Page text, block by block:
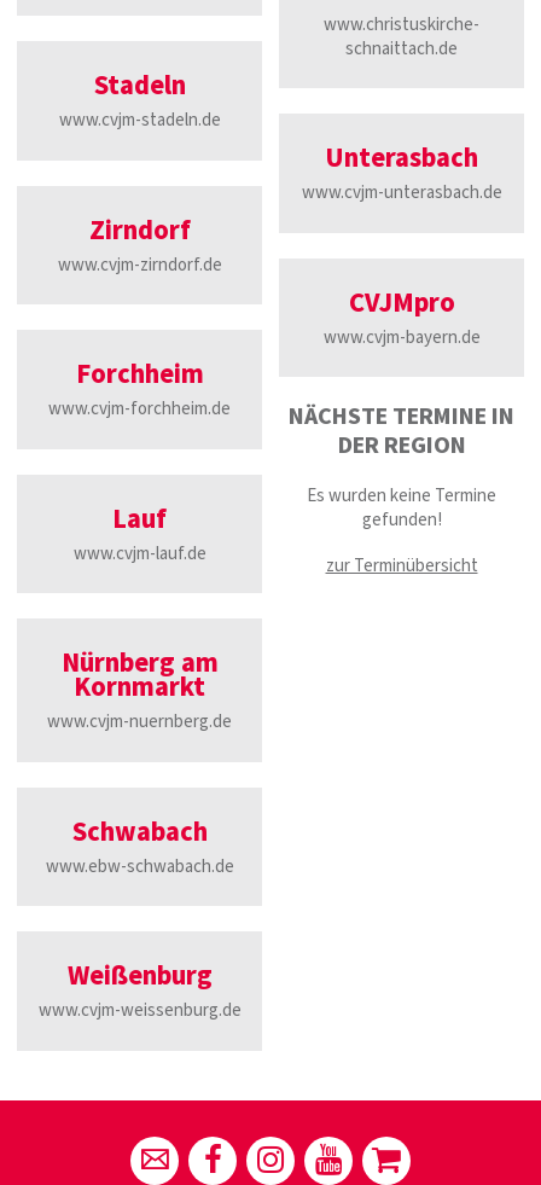
Stadeln
www.cvjm-stadeln.de
Zirndorf
www.cvjm-zirndorf.de
www.christuskirche-
schnaittach.de
Unterasbach
www.cvjm-unterasbach.de
CVJMpro
www.cvjm-bayern.de
Forchheim
www.cvjm-forchheim.de
Lauf
www.cvjm-lauf.de
Nürnberg am
Kornmarkt
www.cvjm-nuernberg.de
Schwabach
www.ebw-schwabach.de
Weißenburg
www.cvjm-weissenburg.de
NÄCHSTE TERMINE IN
DER REGION
Es wurden keine Termine
gefunden!
zur Terminübersicht